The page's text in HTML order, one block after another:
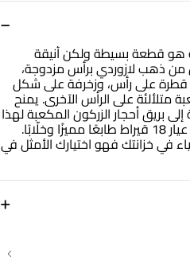
−
هو قطعة بسيطة ولكن أنيقة
ذهب لازوردي برأس مزدوجة،
قطرة على رأس، وزخرفة على شكل
على الرأس الآخرى. يمنح
بريق أحجار الزركون المكعبة لهذا
الخاتم المُصاغ من الذهب الأبيض عيار 18 قيراط طابعًا مميزًا وخلّابًا.
في خزانتك فهو اختيارك الأمثل في
+